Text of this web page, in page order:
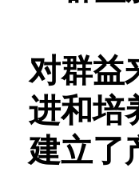
对群益
进和培
建立了